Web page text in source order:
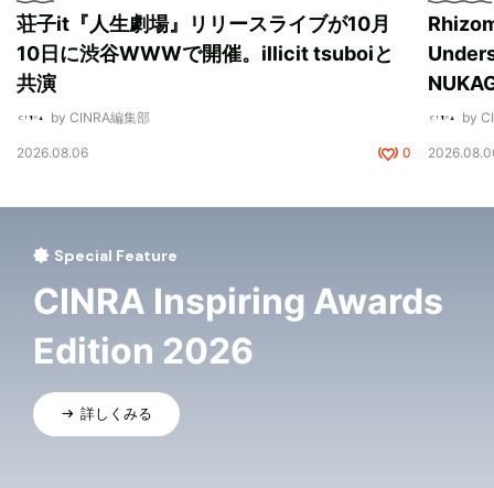
荘子it『人生劇場』リリースライブが10月
10日に渋谷WWWで開催。illicit tsuboiと
共演
by CINRA編集部
2026.08.06 0
by
Special Feature
CINRA Inspiring Awards
Edition 2026
詳しくみる